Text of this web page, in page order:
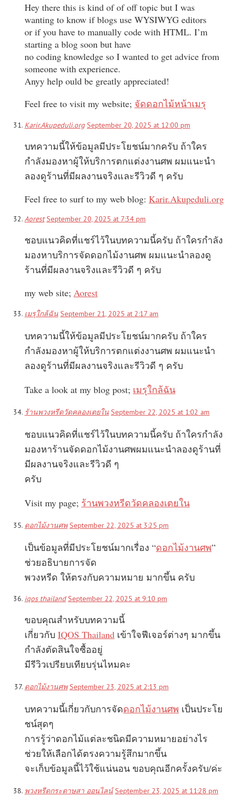
Hey there this is kind of of off topic but I was
wanting to know if blogs use WYSIWYG editors
or if you have to manually code with HTML. I’m
starting a blog soon but have
no coding knowledge so I wanted to get advice from
someone with experience.
Anyy help ould be greatly appreciated!
Feel free to visit my website; จัดดอกไม้หน้าเมรุ
Karir.Akupeduli.org September 20, 2025 at 12:00 pm
บทความนี้ให้ข้อมูลมีประโยชน์มากครับ ถ้าใคร
กำลังมองหาผู้ให้บริการตกแต่งงานศพ ผมแนะนำ
ลองดูร้านที่มีผลงานจริงและรีวิวดี ๆ ครับ
Feel free to surf to my web blog: Karir.Akupeduli.org
Aorest September 20, 2025 at 7:34 pm
ชอบแนวคิดที่แชร์ไว้ในบทความนี้ครับ ถ้าใครกำลัง
มองหาบริการจัดดอกไม้งานศพ ผมแนะนำลองดู
ร้านที่มีผลงานจริงและรีวิวดี ๆ ครับ
my web site; Aorest
เมรุใกล้ฉัน September 21, 2025 at 2:17 am
บทความนี้ให้ข้อมูลมีประโยชน์มากครับ ถ้าใคร
กำลังมองหาผู้ให้บริการตกแต่งงานศพ ผมแนะนำ
ลองดูร้านที่มีผลงานจริงและรีวิวดี ๆ ครับ
Take a look at my blog post; เมรุใกล้ฉัน
ร้านพวงหรีดวัดคลองเตยใน September 22, 2025 at 1:02 am
ชอบแนวคิดที่แชร์ไว้ในบทความนี้ครับ ถ้าใครกำลัง
มองหาร้านจัดดอกไม้งานศพผมแนะนำลองดูร้านที่
มีผลงานจริงและรีวิวดี ๆ
ครับ
Visit my page; ร้านพวงหรีดวัดคลองเตยใน
ดอกไม้งานศพ September 22, 2025 at 3:25 pm
เป็นข้อมูลที่มีประโยชน์มากเรื่อง “ดอกไม้งานศพ”
ช่วยอธิบายการจัด
พวงหรีด ให้ตรงกับความหมาย มากขึ้น ครับ
iqos thailand September 22, 2025 at 9:10 pm
ขอบคุณสำหรับบทความนี้
เกี่ยวกับ IQOS Thailand เข้าใจฟีเจอร์ต่างๆ มากขึ้น
กำลังตัดสินใจซื้ออยู่
มีรีวิวเปรียบเทียบรุ่นไหมคะ
ดอกไม้งานศพ September 23, 2025 at 2:13 pm
บทความนี้เกี่ยวกับการจัดดอกไม้งานศพ เป็นประโย
ชน์สุดๆ
การรู้ว่าดอกไม้แต่ละชนิดมีความหมายอย่างไร
ช่วยให้เลือกได้ตรงความรู้สึกมากขึ้น
จะเก็บข้อมูลนี้ไว้ใช้แน่นอน ขอบคุณอีกครั้งครับ/ค่ะ
พวงหรีดกระดาษสา ออนไลน์ September 23, 2025 at 11:28 pm